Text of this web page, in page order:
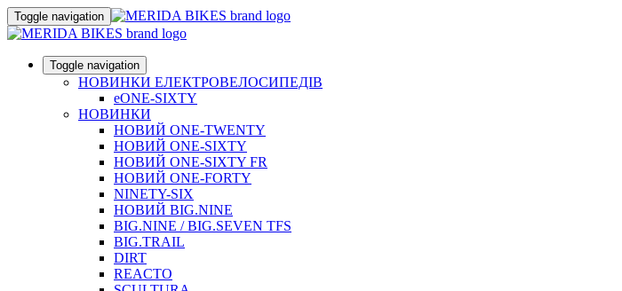
Toggle navigation
Toggle navigation
НОВИНКИ ЕЛЕКТРОВЕЛОСИПЕДІВ
eONE-SIXTY
НОВИНКИ
НОВИЙ ONE-TWENTY
НОВИЙ ONE-SIXTY
НОВИЙ ONE-SIXTY FR
НОВИЙ ONE-FORTY
NINETY-SIX
НОВИЙ BIG.NINE
BIG.NINE / BIG.SEVEN TFS
BIG.TRAIL
DIRT
REACTO